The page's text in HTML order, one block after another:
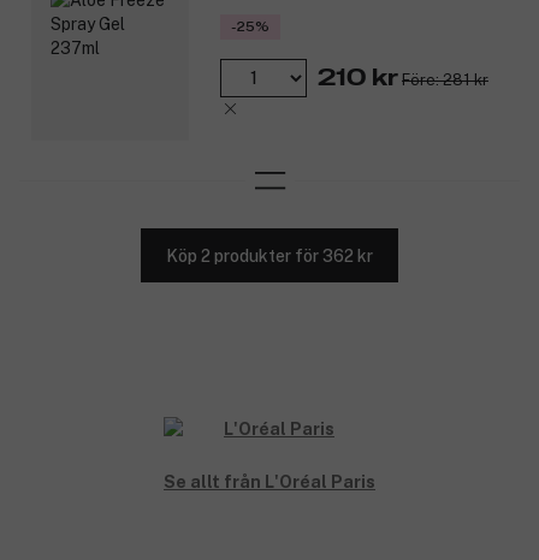
-25%
210 kr Före: 281 kr
Köp 2 produkter för 362 kr
Se allt från L'Oréal Paris